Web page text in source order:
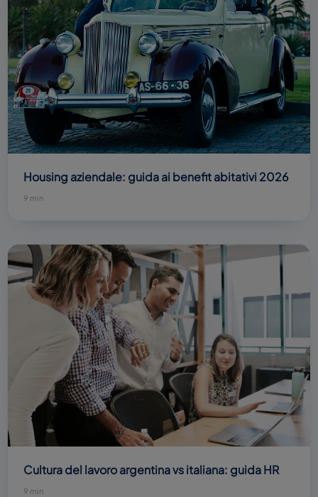
Housing aziendale: guida ai benefit abitativi 2026
9 min
Cultura del lavoro argentina vs italiana: guida HR
9 min